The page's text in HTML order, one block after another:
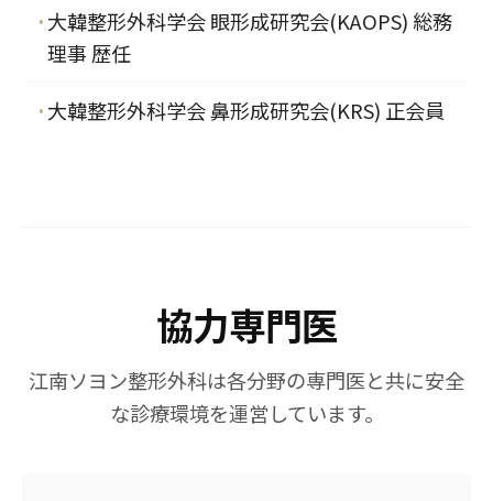
大韓整形外科学会 眼形成研究会(KAOPS) 総務
理事 歴任
大韓整形外科学会 鼻形成研究会(KRS) 正会員
協力専門医
江南ソヨン整形外科は各分野の専門医と共に安全
な診療環境を運営しています。